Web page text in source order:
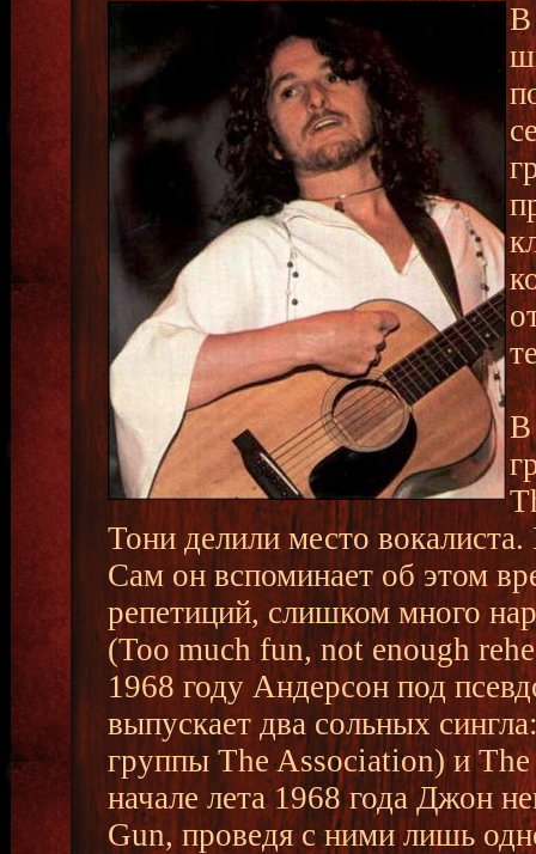
В
В
Тони делили место
Сам он вспоминает об этом
репетиций, слишком много
(Too much fun, not enough
1968 году Андерсон под
выпускает два сольных
группы The Association) и
начале лета 1968 года Джон
Gun, проведя с ними лишь